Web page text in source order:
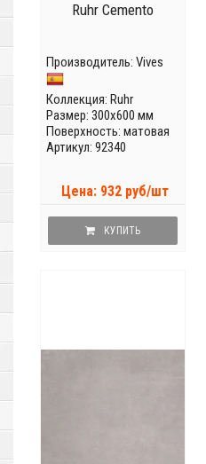
Ruhr Cemento
Производитель: Vives
Коллекция: Ruhr
Размер: 300x600 мм
Поверхность: матовая
Артикул: 92340
Цена: 932 руб/шт
КУПИТЬ